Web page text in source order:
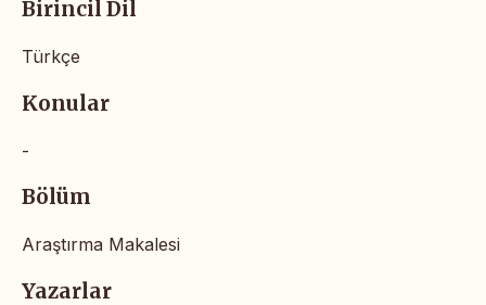
Birincil Dil
Türkçe
Konular
-
Bölüm
Araştırma Makalesi
Yazarlar